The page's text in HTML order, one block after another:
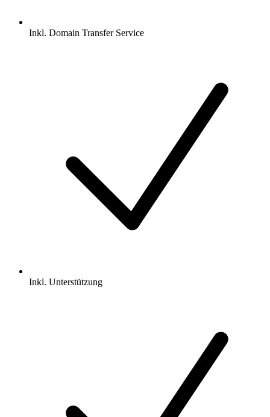
Inkl. Domain Transfer Service
Inkl. Unterstützung